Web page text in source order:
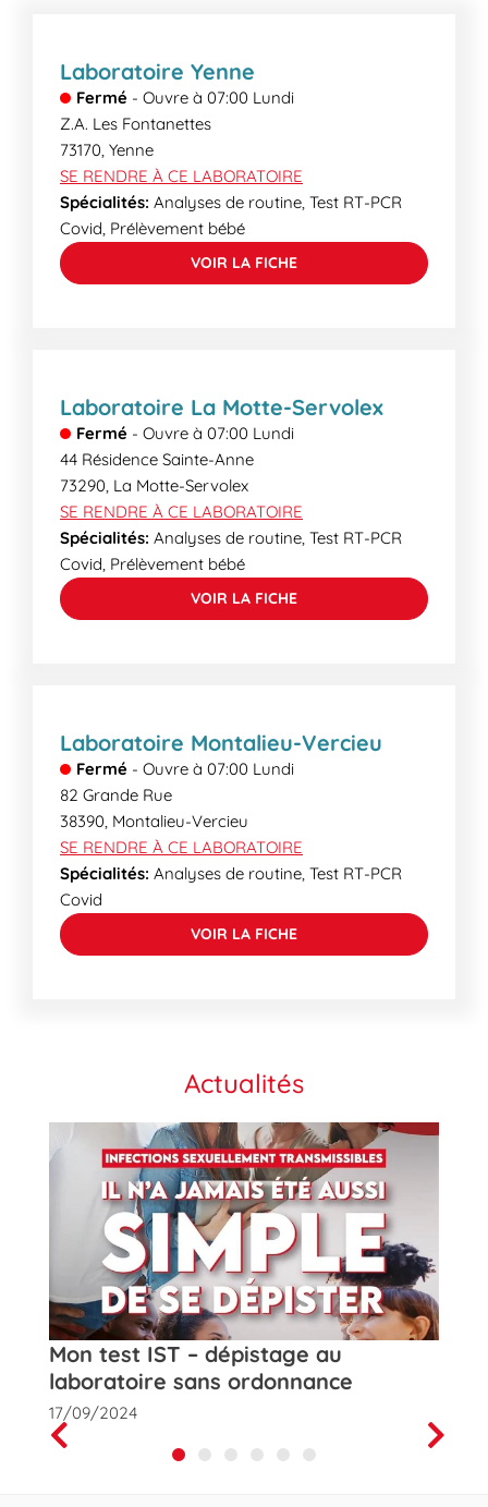
délais de rendu.
Laboratoire Yenne
Fermé - Ouvre à 07:00 Lundi
Z.A. Les Fontanettes
73170, Yenne
SE RENDRE À CE LABORATOIRE
Spécialités: Analyses de routine, Test RT-PCR
Covid, Prélèvement bébé
VOIR LA FICHE
Laboratoire La Motte-Servolex
Fermé - Ouvre à 07:00 Lundi
44 Résidence Sainte-Anne
73290, La Motte-Servolex
SE RENDRE À CE LABORATOIRE
Spécialités: Analyses de routine, Test RT-PCR
Covid, Prélèvement bébé
VOIR LA FICHE
Laboratoire Montalieu-Vercieu
Fermé - Ouvre à 07:00 Lundi
82 Grande Rue
38390, Montalieu-Vercieu
SE RENDRE À CE LABORATOIRE
Spécialités: Analyses de routine, Test RT-PCR
Covid
VOIR LA FICHE
Actualités
Mon test IST – dépistage au
laboratoire sans ordonnance
17/09/2024
Prev
Next